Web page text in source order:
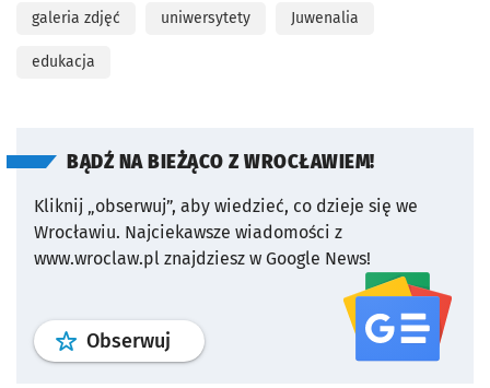
galeria zdjęć uniwersytety Juwenalia
edukacja
BĄDŹ NA BIEŻĄCO Z WROCŁAWIEM!
Kliknij „obserwuj”, aby wiedzieć, co dzieje się we
Wrocławiu. Najciekawsze wiadomości z
www.wroclaw.pl znajdziesz w Google News!
Obserwuj profil serwisu